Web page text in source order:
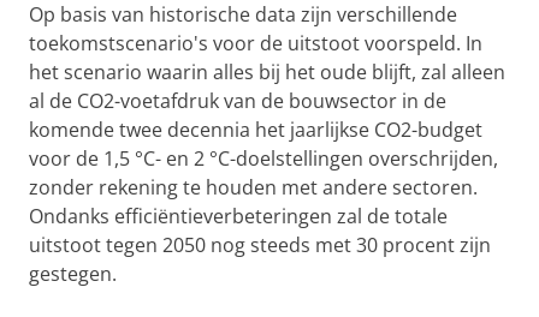
Op basis van historische data zijn verschillende
toekomstscenario's voor de uitstoot voorspeld. In
het scenario waarin alles bij het oude blijft, zal alleen
al de CO2-voetafdruk van de bouwsector in de
komende twee decennia het jaarlijkse CO2-budget
voor de 1,5 °C- en 2 °C-doelstellingen overschrijden,
zonder rekening te houden met andere sectoren.
Ondanks efficiëntieverbeteringen zal de totale
uitstoot tegen 2050 nog steeds met 30 procent zijn
gestegen.